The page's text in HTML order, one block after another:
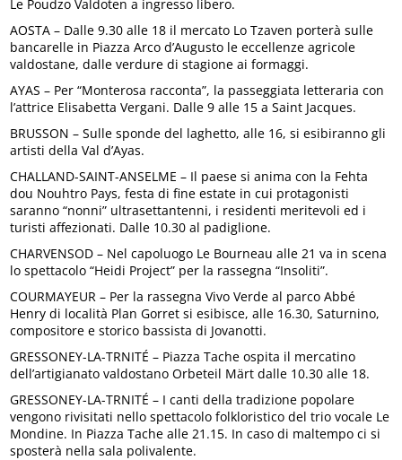
Le Poudzo Valdoten a ingresso libero.
AOSTA – Dalle 9.30 alle 18 il mercato Lo Tzaven porterà sulle
bancarelle in Piazza Arco d’Augusto le eccellenze agricole
valdostane, dalle verdure di stagione ai formaggi.
AYAS – Per “Monterosa racconta”, la passeggiata letteraria con
l’attrice Elisabetta Vergani. Dalle 9 alle 15 a Saint Jacques.
BRUSSON – Sulle sponde del laghetto, alle 16, si esibiranno gli
artisti della Val d’Ayas.
CHALLAND-SAINT-ANSELME – Il paese si anima con la Fehta
dou Nouhtro Pays, festa di fine estate in cui protagonisti
saranno “nonni” ultrasettantenni, i residenti meritevoli ed i
turisti affezionati. Dalle 10.30 al padiglione.
CHARVENSOD – Nel capoluogo Le Bourneau alle 21 va in scena
lo spettacolo “Heidi Project” per la rassegna “Insoliti”.
COURMAYEUR – Per la rassegna Vivo Verde al parco Abbé
Henry di località Plan Gorret si esibisce, alle 16.30, Saturnino,
compositore e storico bassista di Jovanotti.
GRESSONEY-LA-TRNITÉ – Piazza Tache ospita il mercatino
dell’artigianato valdostano Orbeteil Märt dalle 10.30 alle 18.
GRESSONEY-LA-TRNITÉ – I canti della tradizione popolare
vengono rivisitati nello spettacolo folkloristico del trio vocale Le
Mondine. In Piazza Tache alle 21.15. In caso di maltempo ci si
sposterà nella sala polivalente.